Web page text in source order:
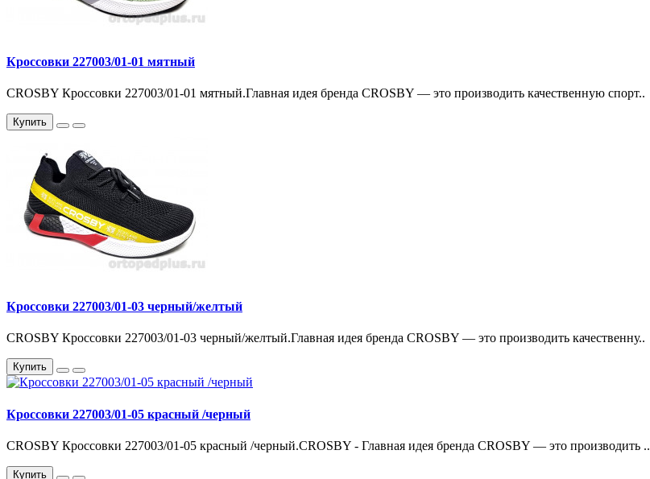
Кроссовки 227003/01-01 мятный
CROSBY Кроссовки 227003/01-01 мятный.Главная идея бренда CROSBY — это производить качественную спорт..
Купить
Кроссовки 227003/01-03 черный/желтый
CROSBY Кроссовки 227003/01-03 черный/желтый.Главная идея бренда CROSBY — это производить качественну..
Купить
Кроссовки 227003/01-05 красный /черный
CROSBY Кроссовки 227003/01-05 красный /черный.CROSBY - Главная идея бренда CROSBY — это производить ..
Купить